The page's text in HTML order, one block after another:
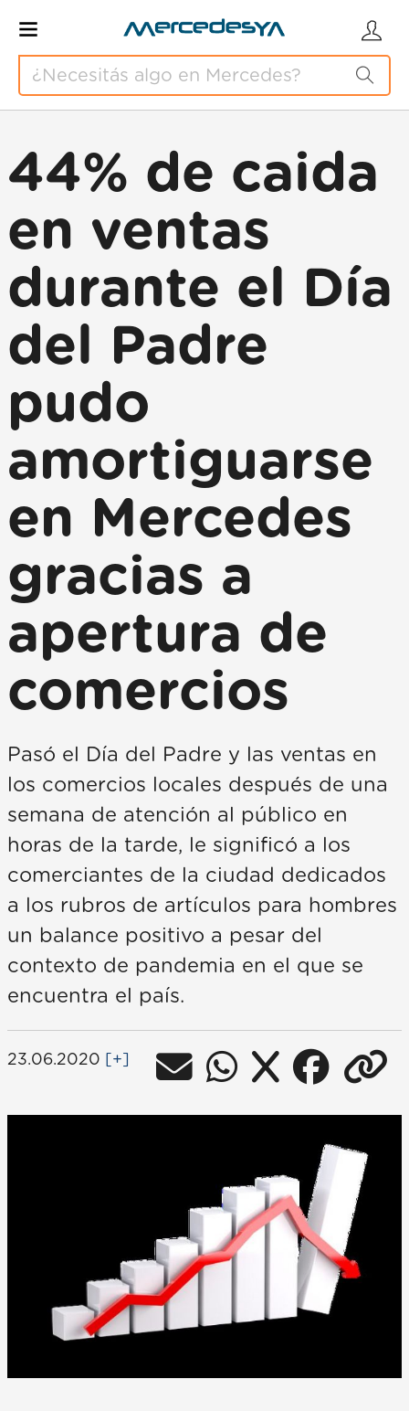
44% de caida
en ventas
durante el Día
del Padre
pudo
amortiguarse
en Mercedes
gracias a
apertura de
comercios
Pasó el Día del Padre y las ventas en
los comercios locales después de una
semana de atención al público en
horas de la tarde, le significó a los
comerciantes de la ciudad dedicados
a los rubros de artículos para hombres
un balance positivo a pesar del
contexto de pandemia en el que se
encuentra el país.
23.06.2020 [+]